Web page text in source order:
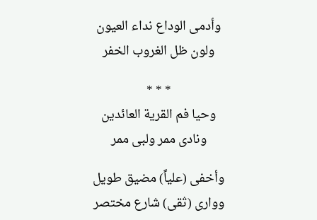
وأدمى الوداع نداء العيون
ولون ظل الغروب الخفر
* * *
وحيا فم القرية العائدين
ونادى ممر ولبى ممر
وأخفى (علياً) مضيق طويل
ووارى (ثقى) شارع مختصر